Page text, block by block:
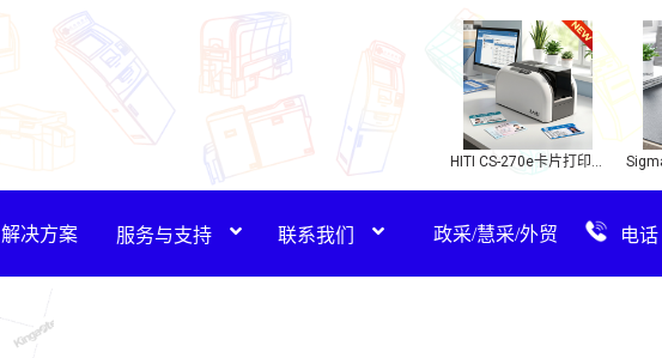
HITI CS-270e卡片打印机
解决方案 服务与支持 联系我们 政采/慧采/外贸 电